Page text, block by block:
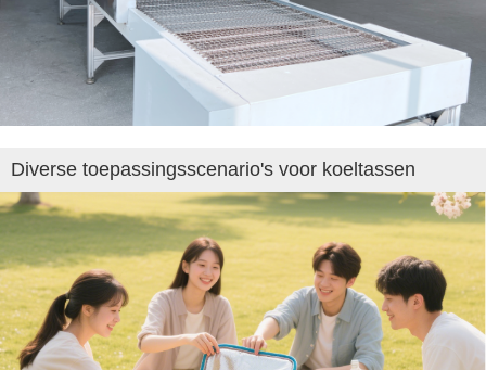
Diverse toepassingsscenario's voor koeltassen